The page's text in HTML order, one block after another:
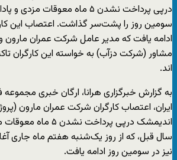
درپی پرداخت نشدن ۵ ماه
سومین روز را پشت‌سر گذاشت. اعتصاب این
ادامه یافت که مدیر عامل شرکت عمران
مشاور (شرکت دزآب) به خواسته این کارگران
اند.
به گزارش خبرگزاری هرانا، ارگان خبری
ایران، اعتصاب کارگران‌ شرکت عمران مارون
اندیمشک درپی پرداخت
سال قبل، که از روز یک‌شنبه هفتم ماه جاری
نیز در سومین روز ادامه یافت.